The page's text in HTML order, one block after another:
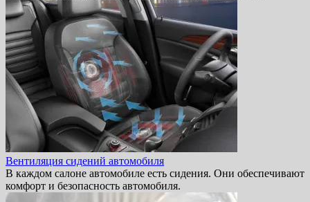
Вентиляция сидений автомобиля
В каждом салоне автомобиле есть сидения. Они обеспечивают
комфорт и безопасность автомобиля.